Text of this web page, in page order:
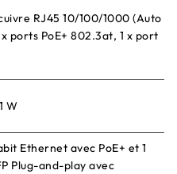
RJ45 10/100/1000 (Auto
x ports PoE+ 802.3at, 1 x port
W
Ethernet avec PoE+ et 1
Plug-and-play avec